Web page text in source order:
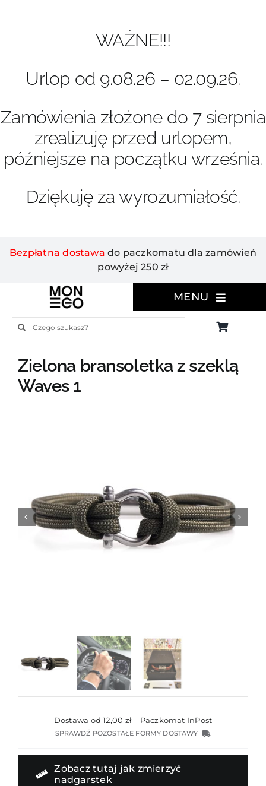
WAŻNE!!!
Urlop od 9.08.26 – 02.09.26.
Zamówienia złożone do 7 sierpnia
zrealizuję przed urlopem,
późniejsze na początku września.
Dziękuję za wyrozumiałość.
Bezpłatna dostawa do paczkomatu dla zamówień
powyżej 250 zł
MENU
Szukaj
Zielona bransoletka z szeklą
Waves 1
Dostawa od 12,00 zł – Paczkomat InPost
SPRAWDŹ POZOSTAŁE FORMY DOSTAWY
Zobacz tutaj jak zmierzyć
nadgarstek